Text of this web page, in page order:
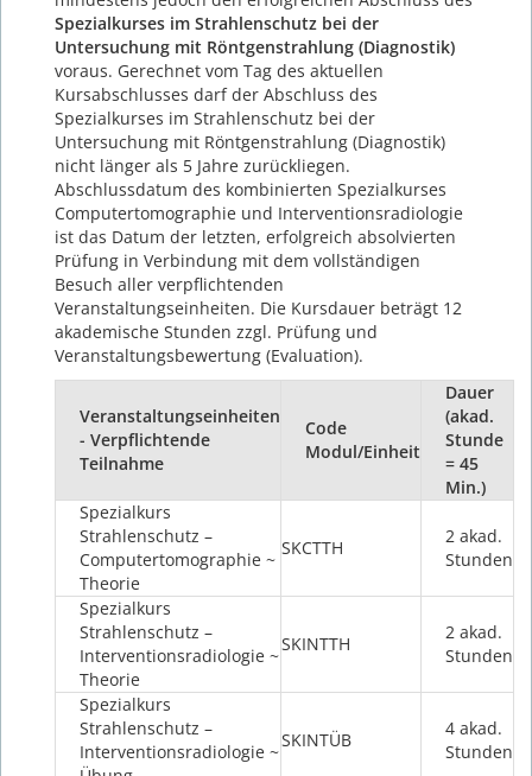
Spezialkurses im Strahlenschutz bei der
Untersuchung mit Röntgenstrahlung (Diagnostik)
voraus. Gerechnet vom Tag des aktuellen
Kursabschlusses darf der Abschluss des
Spezialkurses im Strahlenschutz bei der
Untersuchung mit Röntgenstrahlung (Diagnostik)
nicht länger als 5 Jahre zurückliegen.
Abschlussdatum des kombinierten Spezialkurses
Computertomographie und Interventionsradiologie
ist das Datum der letzten, erfolgreich absolvierten
Prüfung in Verbindung mit dem vollständigen
Besuch aller verpflichtenden
Veranstaltungseinheiten. Die Kursdauer beträgt 12
akademische Stunden zzgl. Prüfung und
Veranstaltungsbewertung (Evaluation).
Veranstaltungseinheiten
- Verpflichtende
Teilnahme
Code
Modul/Einheit
Dauer
(akad.
Stunde
= 45
Min.)
Spezialkurs
Strahlenschutz –
Computertomographie ~
Theorie
SKCTTH
2 akad.
Stunden
Spezialkurs
Strahlenschutz –
Interventionsradiologie ~
Theorie
SKINTTH
2 akad.
Stunden
Spezialkurs
Strahlenschutz –
Interventionsradiologie ~
SKINTÜB
4 akad.
Stunden